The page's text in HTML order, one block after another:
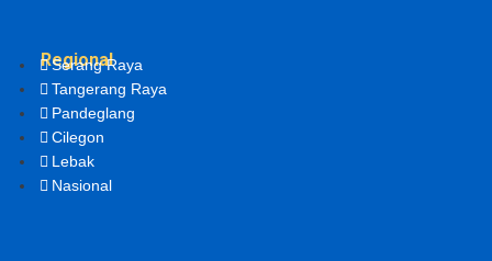
Regional
Serang Raya
Tangerang Raya
Pandeglang
Cilegon
Lebak
Nasional